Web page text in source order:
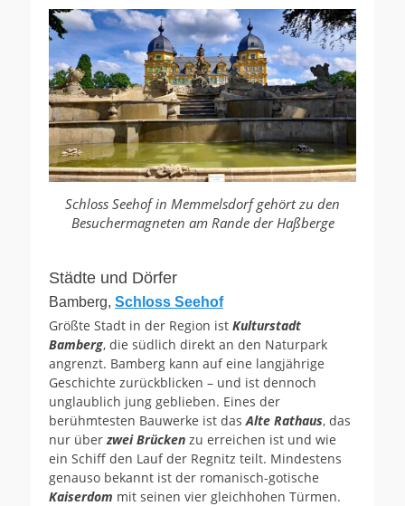
Schloss Seehof in Memmelsdorf gehört zu den
Besuchermagneten am Rande der Haßberge
Städte und Dörfer
Bamberg, Schloss Seehof
Größte Stadt in der Region ist Kulturstadt
Bamberg, die südlich direkt an den Naturpark
angrenzt. Bamberg kann auf eine langjährige
Geschichte zurückblicken – und ist dennoch
unglaublich jung geblieben. Eines der
berühmtesten Bauwerke ist das Alte Rathaus, das
nur über zwei Brücken zu erreichen ist und wie
ein Schiff den Lauf der Regnitz teilt. Mindestens
genauso bekannt ist der romanisch-gotische
Kaiserdom mit seinen vier gleichhohen Türmen.